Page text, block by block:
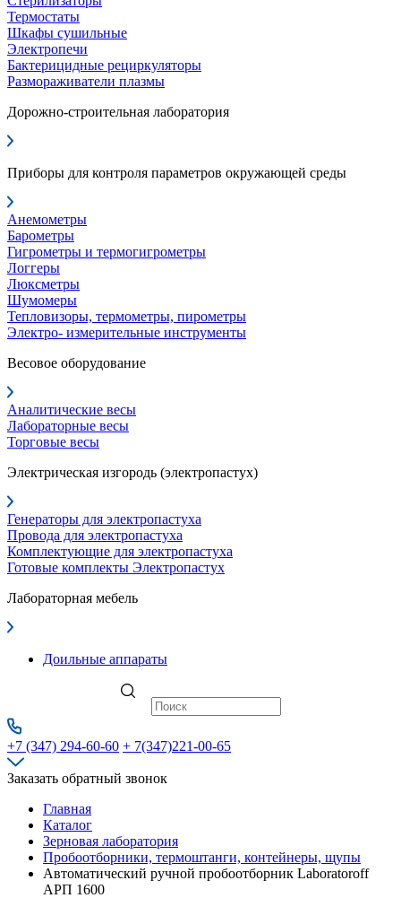
Термостаты
Шкафы сушильные
Электропечи
Бактерицидные рециркуляторы
Размораживатели плазмы
Дорожно-строительная лаборатория
Приборы для контроля параметров окружающей среды
Анемометры
Барометры
Гигрометры и термогигрометры
Логгеры
Люксметры
Шумомеры
Тепловизоры, термометры, пирометры
Электро- измерительные инструменты
Весовое оборудование
Аналитические весы
Лабораторные весы
Торговые весы
Электрическая изгородь (электропастух)
Генераторы для электропастуха
Провода для электропастуха
Комплектующие для электропастуха
Готовые комплекты Электропастух
Лабораторная мебель
Доильные аппараты
+7 (347) 294-60-60 + 7(347)221-00-65
Заказать обратный звонок
Главная
Каталог
Зерновая лаборатория
Пробоотборники, термоштанги, контейнеры, щупы
Автоматический ручной пробоотборник Laboratoroff
АРП 1600